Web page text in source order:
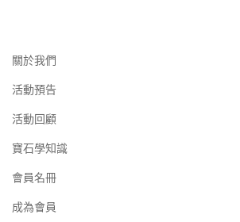
關於我們
活動預告
活動回顧
寶石學知識
會員名冊
成為會員